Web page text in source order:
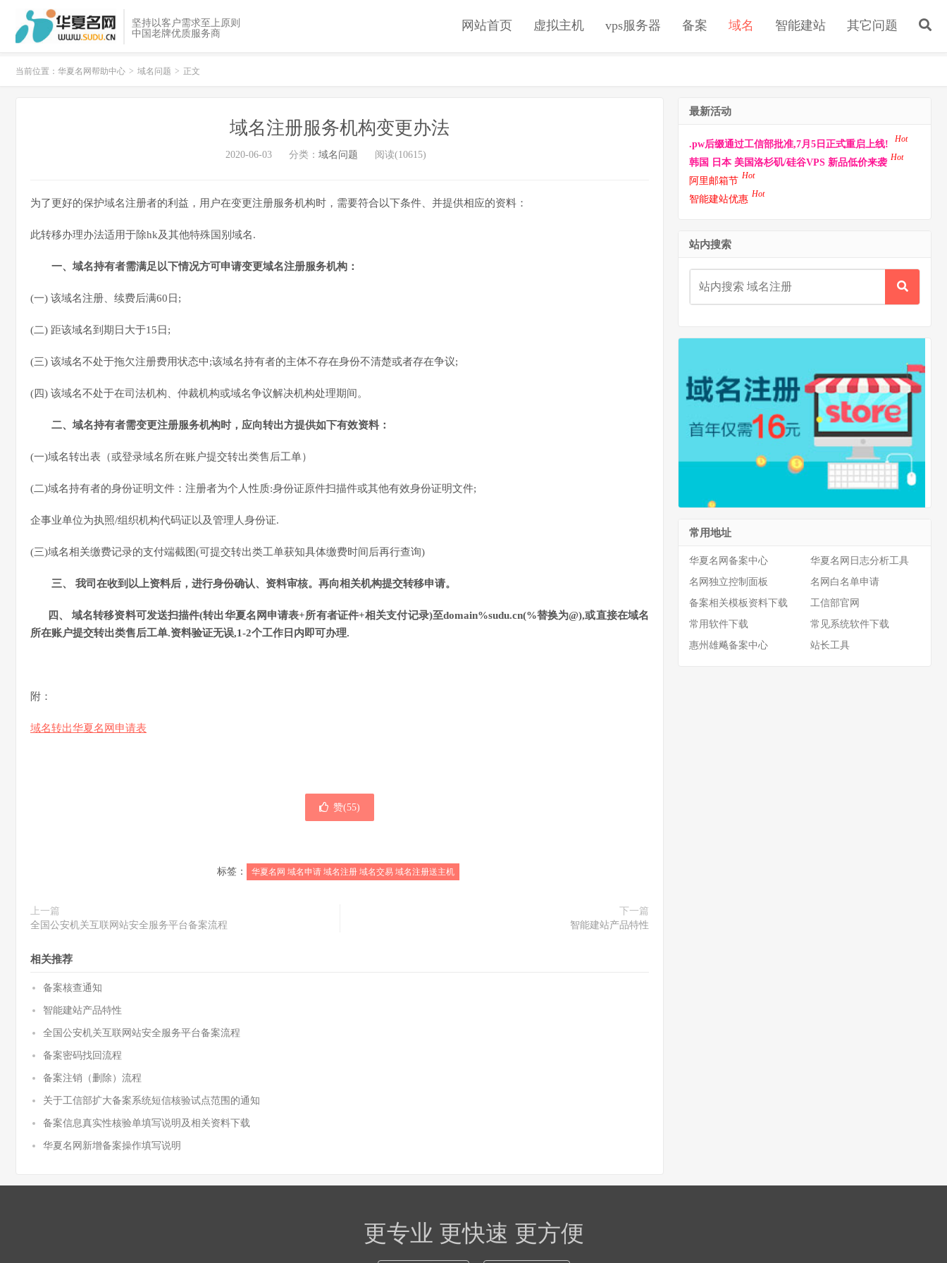
坚持以客户需求至上原则
中国老牌优质服务商
网站首页 虚拟主机 vps服务器 备案 域名 智能建站 其它问题
当前位置： 华夏名网帮助中心 > 域名问题 > 正文
域名注册服务机构变更办法
2020-06-03 分类： 域名问题 阅读(10615)
为了更好的保护域名注册者的利益，用户在变更注册服务机构时，需要符合以下条件、并提供相应的资料：
此转移办理办法适用于除hk及其他特殊国别域名.
一、域名持有者需满足以下情况方可申请变更域名注册服务机构：
(一) 该域名注册、续费后满60日;
(二) 距该域名到期日大于15日;
(三) 该域名不处于拖欠注册费用状态中;该域名持有者的主体不存在身份不清楚或者存在争议;
(四) 该域名不处于在司法机构、仲裁机构或域名争议解决机构处理期间。
二、域名持有者需变更注册服务机构时，应向转出方提供如下有效资料：
(一)域名转出表（或登录域名所在账户提交转出类售后工单）
(二)域名持有者的身份证明文件：注册者为个人性质:身份证原件扫描件或其他有效身份证明文件;
企事业单位为执照/组织机构代码证以及管理人身份证.
(三)域名相关缴费记录的支付端截图(可提交转出类工单获知具体缴费时间后再行查询)
三、 我司在收到以上资料后，进行身份确认、资料审核。再向相关机构提交转移申请。
四、 域名转移资料可发送扫描件(转出华夏名网申请表+所有者证件+相关支付记录)至domain%sudu.cn(%替换为@),或直接在域名
所在账户提交转出类售后工单.资料验证无误,1-2个工作日内即可办理.
附：
域名转出华夏名网申请表
赞(55)
标签： 华夏名网 域名申请 域名注册 域名交易 域名注册送主机
上一篇
全国公安机关互联网站安全服务平台备案流程
下一篇
智能建站产品特性
相关推荐
备案核查通知
智能建站产品特性
全国公安机关互联网站安全服务平台备案流程
备案密码找回流程
备案注销（删除）流程
关于工信部扩大备案系统短信核验试点范围的通知
备案信息真实性核验单填写说明及相关资料下载
华夏名网新增备案操作填写说明
最新活动
.pw后缀通过工信部批准,7月5日正式重启上线! Hot
韩国 日本 美国洛杉矶/硅谷VPS 新品低价来袭 Hot
阿里邮箱节 Hot
智能建站优惠 Hot
站内搜索
常用地址
华夏名网备案中心
华夏名网日志分析工具
名网独立控制面板
名网白名单申请
备案相关模板资料下载
工信部官网
常用软件下载
常见系统软件下载
惠州雄飚备案中心
站长工具
更专业 更快速 更方便